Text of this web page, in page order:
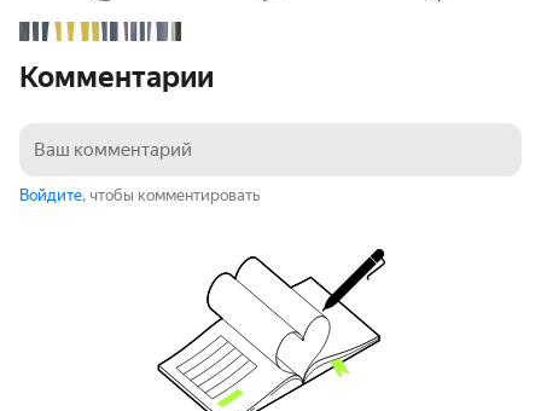
Комментарии
Войдите, чтобы комментировать